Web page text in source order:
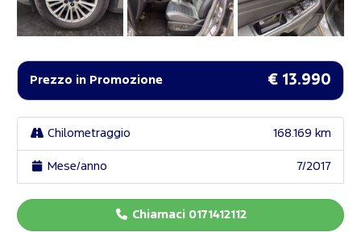
Prezzo in Promozione € 13.990
Chilometraggio 168.169 km
Mese/anno 7/2017
Chiamaci 0171412112